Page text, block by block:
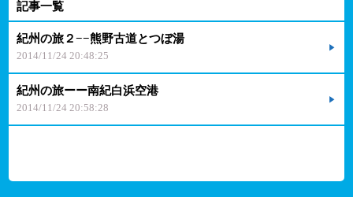
記事一覧
紀州の旅２−−熊野古道とつぼ湯
2014/11/24 20:48:25
紀州の旅ーー南紀白浜空港
2014/11/24 20:58:28